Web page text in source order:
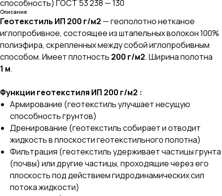
способность) ГОСТ 53 238 — 130
Описание
Геотекстиль ИП 200 г/м2 — геополотно нетканое
иглопробивное, состоящее из штапельных волокон 100%
полиэфира, скрепленных между собой иглопробивным
способом. Имеет плотность 200 г/м2. Ширина полотна
1 м.
Функции геотекстиля ИП 200 г/м2 :
Армирование (геотекстиль улучшает несущую
способность грунтов)
Дренирование (геотекстиль собирает и отводит
жидкость в плоскости геотекстильного полотна)
Фильтрация (геотекстиль удерживает частицы грунта
(почвы) или другие частицы, проходящие через его
плоскость под действием гидродинамических сил
потока жидкости)